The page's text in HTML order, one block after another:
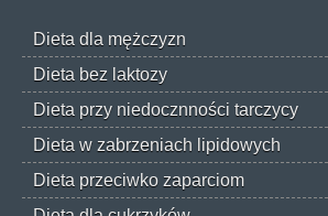
Dieta dla mężczyzn
Dieta bez laktozy
Dieta przy niedocznności tarczycy
Dieta w zabrzeniach lipidowych
Dieta przeciwko zaparciom